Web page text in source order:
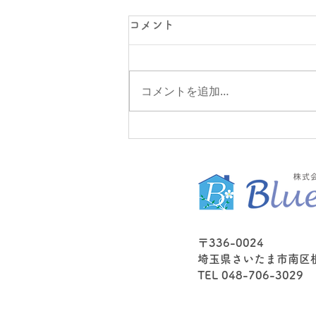
コメント
コメントを追加…
〒336-0024
埼玉県さいたま市南
TEL 048-706-3029